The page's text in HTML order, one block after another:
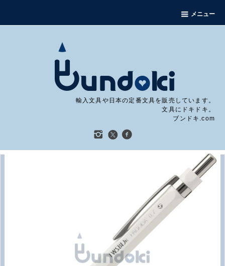
メニュー
輸入文具や日本の定番文具を販売しています。
文具にドキドキ。
ブンドキ.com